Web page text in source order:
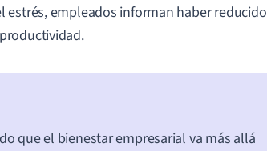
empleados informan haber reducido
que el bienestar empresarial va más allá